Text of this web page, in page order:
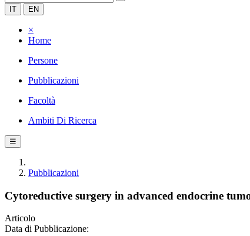
IT EN
×
Home
Persone
Pubblicazioni
Facoltà
Ambiti Di Ricerca
☰
Pubblicazioni
Cytoreductive surgery in advanced endocrine
Articolo
Data di Pubblicazione: